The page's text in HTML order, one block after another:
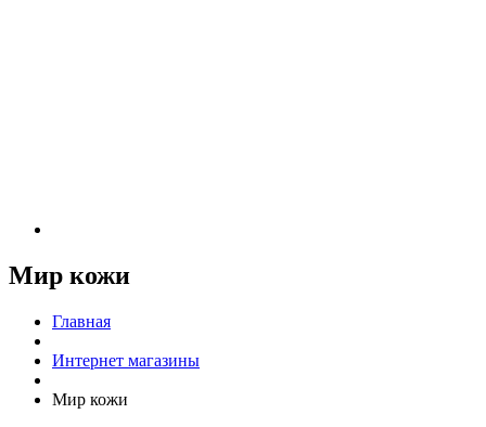
Мир кожи
Главная
Интернет магазины
Мир кожи